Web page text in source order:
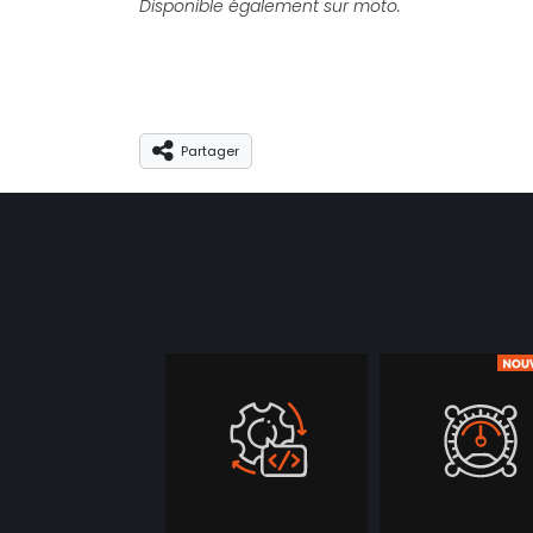
Disponible également sur moto.
Partager
Partager